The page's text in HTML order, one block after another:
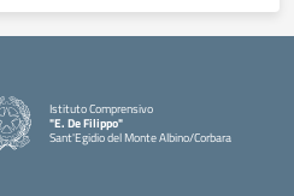
Istituto Comprensivo
"E. De Filippo"
Sant'Egidio del Monte Albino/Corbara